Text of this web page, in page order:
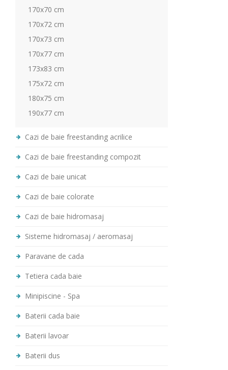
170x70 cm
170x72 cm
170x73 cm
170x77 cm
173x83 cm
175x72 cm
180x75 cm
190x77 cm
Cazi de baie freestanding acrilice
Cazi de baie freestanding compozit
Cazi de baie unicat
Cazi de baie colorate
Cazi de baie hidromasaj
Sisteme hidromasaj / aeromasaj
Paravane de cada
Tetiera cada baie
Minipiscine - Spa
Baterii cada baie
Baterii lavoar
Baterii dus